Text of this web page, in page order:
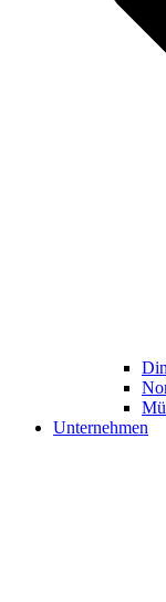
Unternehmen